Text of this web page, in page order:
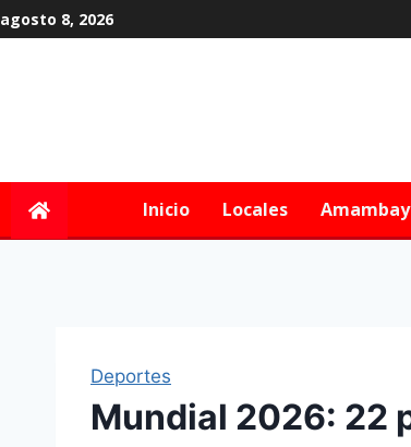
agosto 8, 2026
Inicio Locales Amambay
Deportes
Mundial 2026: 22